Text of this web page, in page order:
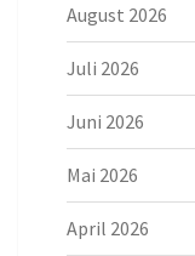
August 2026
Juli 2026
Juni 2026
Mai 2026
April 2026